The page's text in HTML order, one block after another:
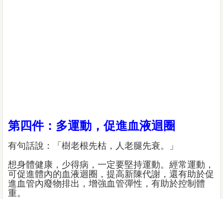
第四件：多運動，促進血液迴圈
有句話說：「樹老根先枯，人老腿先衰。」
想身體健康，少得病，一定要堅持運動。經常運動，
可促進體內的血液迴圈，提高新陳代謝，還有助於促
進血管內廢物排出，增強血管彈性，有助於控制體
重。